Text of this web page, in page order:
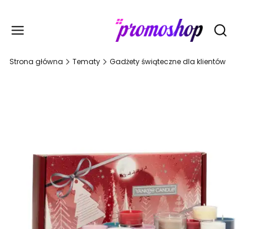
Otwórz
Strona główna Tematy Gadżety świąteczne dla klientów